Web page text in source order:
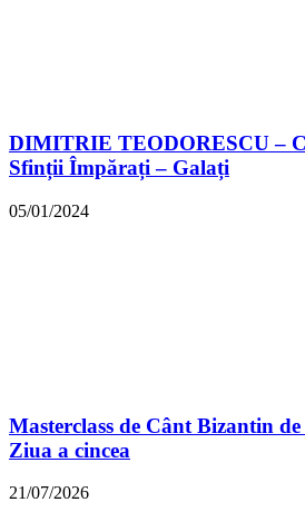
DIMITRIE TEODORESCU –
Sfinții Împărați – Galați
05/01/2024
Masterclass de Cânt Bizantin
Ziua a cincea
21/07/2026